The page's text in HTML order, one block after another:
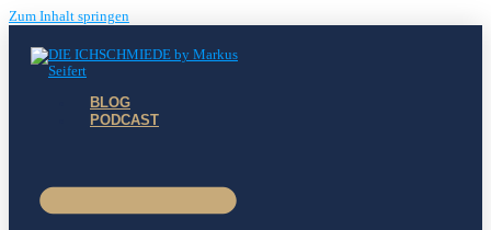
Zum Inhalt springen
BLOG
PODCAST